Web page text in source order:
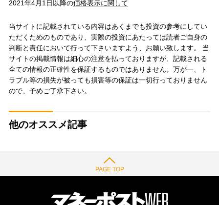
2021年4月1日以降の価格表示に関して
当サイトに記載されている内容はあくまでも投資の参考にしてい
ただくためのものであり、実際の投資にあたっては読者ご自身の
判断と責任において行って下さいますよう、お願い致します。 当
サイトの掲載情報は細心の注意を払っておりますが、記載される
全ての情報の正確性を保証するものではありません。万が一、ト
ラブル等の損失が被っても損害等の保証は一切行っておりません
ので、予めご了承下さい。
他のオススメ記事
PAGE TOP